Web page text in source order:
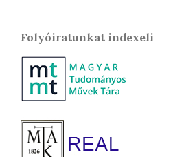
Folyóiratunkat indexeli